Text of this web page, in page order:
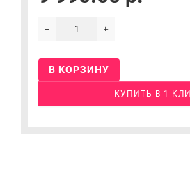
В КОРЗИНУ
КУПИТЬ В 1